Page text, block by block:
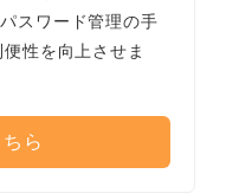
スワード管理の手
性を向上させま
ら